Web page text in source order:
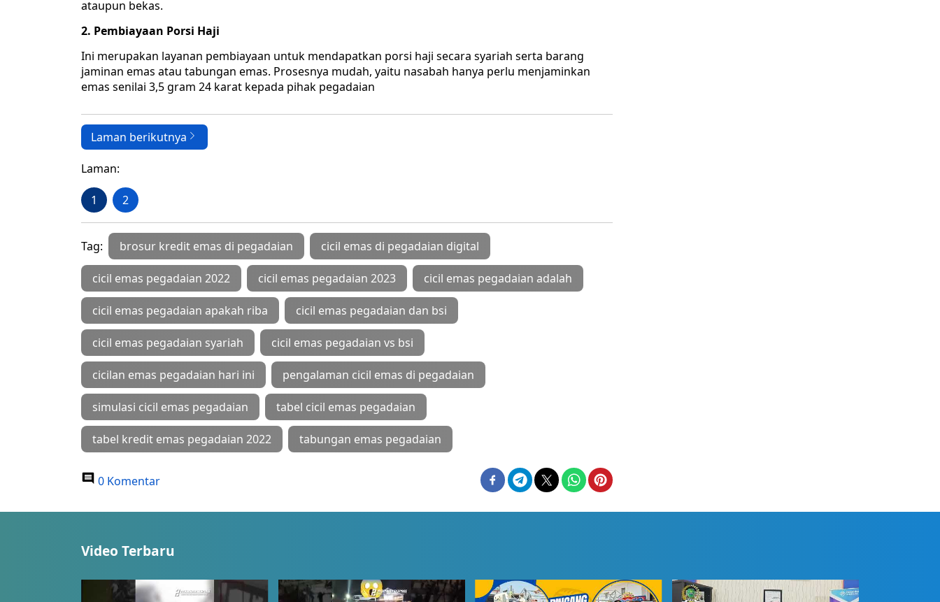
ataupun bekas.
2. Pembiayaan Porsi Haji
Ini merupakan layanan pembiayaan untuk mendapatkan porsi haji secara syariah serta barang
jaminan emas atau tabungan emas. Prosesnya mudah, yaitu nasabah hanya perlu menjaminkan
emas senilai 3,5 gram 24 karat kepada pihak pegadaian
Laman berikutnya
Laman:
1 2
Tag: brosur kredit emas di pegadaian cicil emas di pegadaian digital
cicil emas pegadaian 2022 cicil emas pegadaian 2023 cicil emas pegadaian adalah
cicil emas pegadaian apakah riba cicil emas pegadaian dan bsi
cicil emas pegadaian syariah cicil emas pegadaian vs bsi
cicilan emas pegadaian hari ini pengalaman cicil emas di pegadaian
simulasi cicil emas pegadaian tabel cicil emas pegadaian
tabel kredit emas pegadaian 2022 tabungan emas pegadaian
0 Komentar
Video Terbaru